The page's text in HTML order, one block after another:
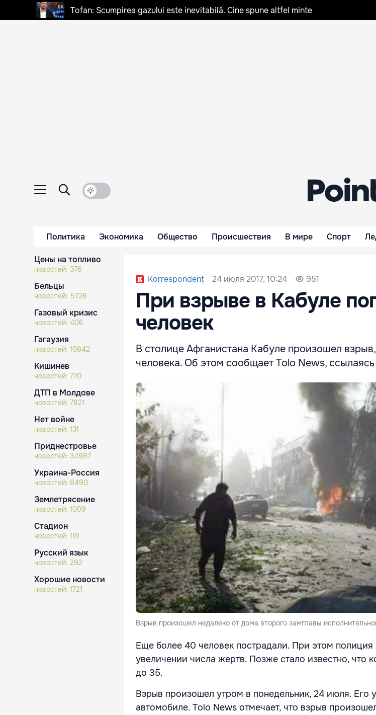
Tofan: Scumpirea gazului este inevitabilă. Cine spune altfel minte
Политика Экономика Общество Происшествия В мире Спорт
Цены на топливо
новостей: 376
Бельцы
новостей: 5726
Газовый кризис
новостей: 406
Гагаузия
новостей: 10842
Кишинев
новостей: 770
ДТП в Молдове
новостей: 7821
Нет войне
новостей: 131
Приднестровье
новостей: 34987
Украина-Россия
новостей: 8490
Землетрясение
новостей: 1009
Стадион
новостей: 119
Русский язык
новостей: 292
Хорошие новости
новостей: 1721
Korrespondent 24 июля 2017, 10:24 951
При взрыве в Кабуле
человек
В столице Афганистана Кабуле произошел
человека. Об этом сообщает Tolo News,
Взрыв произошел недалеко от дома второго замглавы
Еще более 40 человек пострадали. При этом
увеличении числа жертв. Позже стало известно, что
до 35.
Взрыв произошел утром в понедельник, 24 июля. Его
автомобиле. Tolo News отмечает, что взрыв